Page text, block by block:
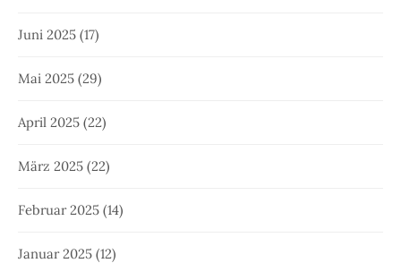
Juni 2025 (17)
Mai 2025 (29)
April 2025 (22)
März 2025 (22)
Februar 2025 (14)
Januar 2025 (12)